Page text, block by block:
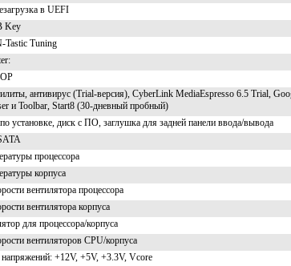
в UEFI
Key
Tastic Tuning
антивирус (Trial-версия), CyberLink MediaEspresso 6.5 Trial,
и Toolbar, Start8 (30-дневный пробный)
установке, диск с ПО, заглушка для задней панели ввода/вывода
процессора
корпуса
вентилятора процессора
вентилятора корпуса
для процессора/корпуса
вентиляторов CPU/корпуса
+12V, +5V, +3.3V, Vcore